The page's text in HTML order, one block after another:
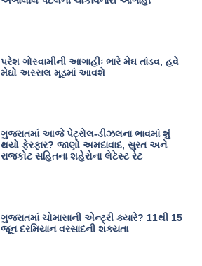
પરેશ ગોસ્વામીની આગાહીઃ ભારે મેઘ તાંડવ, હવે
મેઘો અસ્સલ મૂડમાં આવશે
ગુજરાતમાં આજે પેટ્રોલ-ડીઝલના ભાવમાં શું
થયો ફેરફાર? જાણો અમદાવાદ, સુરત અને
રાજકોટ સહિતના શહેરોના લેટેસ્ટ રેટ
ગુજરાતમાં ચોમાસાની એન્ટ્રી ક્યારે? 11થી 15
જૂન દરમિયાન વરસાદની શક્યતા